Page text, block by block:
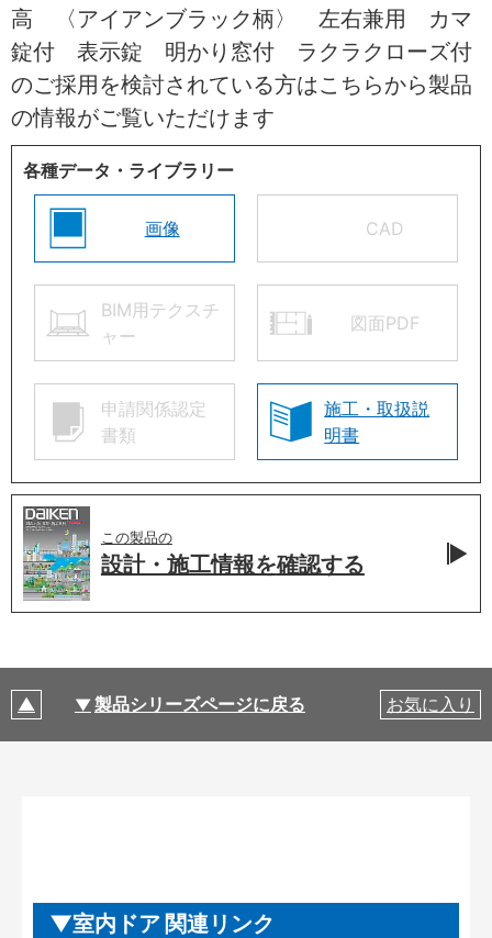
高 〈アイアンブラック柄〉 左右兼用 カマ
錠付 表示錠 明かり窓付 ラクラクローズ付
のご採用を検討されている方はこちらから製品
の情報がご覧いただけます
各種データ・ライブラリー
画像 CAD
BIM用テクスチ
ャー
図面PDF
申請関係認定
書類
施工・取扱説
明書
この製品の
設計・施工情報を確認する
製品シリーズページに戻る お気に入り
室内ドア 関連リンク